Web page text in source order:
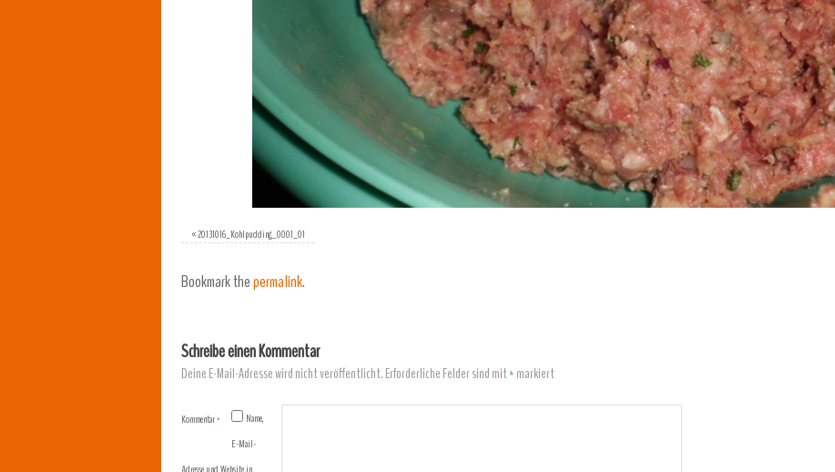
«20131016_Kohlpudding_0001_01
Bookmark thepermalink.
Schreibe einen Kommentar
Deine E-Mail-Adresse wird nicht veröffentlicht.Erforderliche Felder sind mit*markiert
Kommentar*
Name,
E-Mail-